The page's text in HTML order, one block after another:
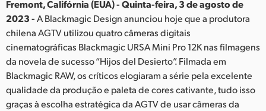
India
Italy
Japan
Korea
Fremont, Califórnia (EUA) - Quinta-feira, 3 de agosto de
2023 -A Blackmagic Design anunciou hoje que a produtora
chilena AGTV utilizou quatro câmeras digitais
cinematográficas Blackmagic URSA Mini Pro 12K nas filmagens
da novela de sucesso “Hijos del Desierto”. Filmada em
Blackmagic RAW, os críticos elogiaram a série pela excelente
qualidade da produção e paleta de cores cativante, tudo isso
graças à escolha estratégica da AGTV de usar câmeras da